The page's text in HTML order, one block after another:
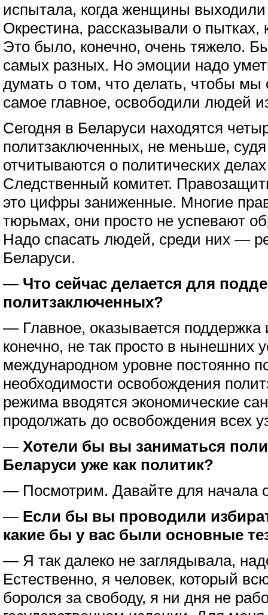
испытала, когда женщины
Окрестина, рассказывали о
Это было, конечно, очень тяжело.
самых разных. Но эмоции надо
думать о том, что делать, чтобы мы
самое главное, освободили людей
Сегодня в Беларуси находятся
политзаключенных, не меньше, судя
отчитываются о политических
Следственный комитет.
это цифры заниженные. Многие
тюрьмах, они просто не успевают
Надо спасать людей, среди них —
Беларуси.
— Что сейчас делается для
политзаключенных?
— Главное, оказывается поддержка
конечно, не так просто в нынешних
международном уровне постоянно
необходимости освобождения
режима вводятся экономические
продолжать до освобождения всех
— Хотели бы вы заниматься
Беларуси уже как политик?
— Посмотрим. Давайте для начала
— Если бы вы проводили
какие бы у вас были основные
— Я так далеко не заглядывала,
Естественно, я человек, который
боролся за свободу, я ни дня не